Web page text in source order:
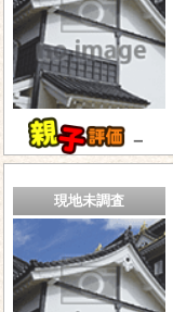
－
現地未調査